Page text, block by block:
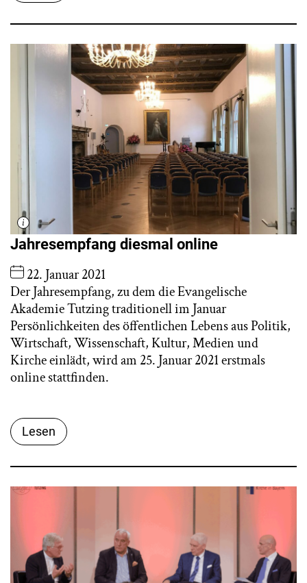
Jahresempfang diesmal online
22. Januar 2021
Der Jahresempfang, zu dem die Evangelische
Akademie Tutzing traditionell im Januar
Persönlichkeiten des öffentlichen Lebens aus Politik,
Wirtschaft, Wissenschaft, Kultur, Medien und
Kirche einlädt, wird am 25. Januar 2021 erstmals
online stattfinden.
Lesen